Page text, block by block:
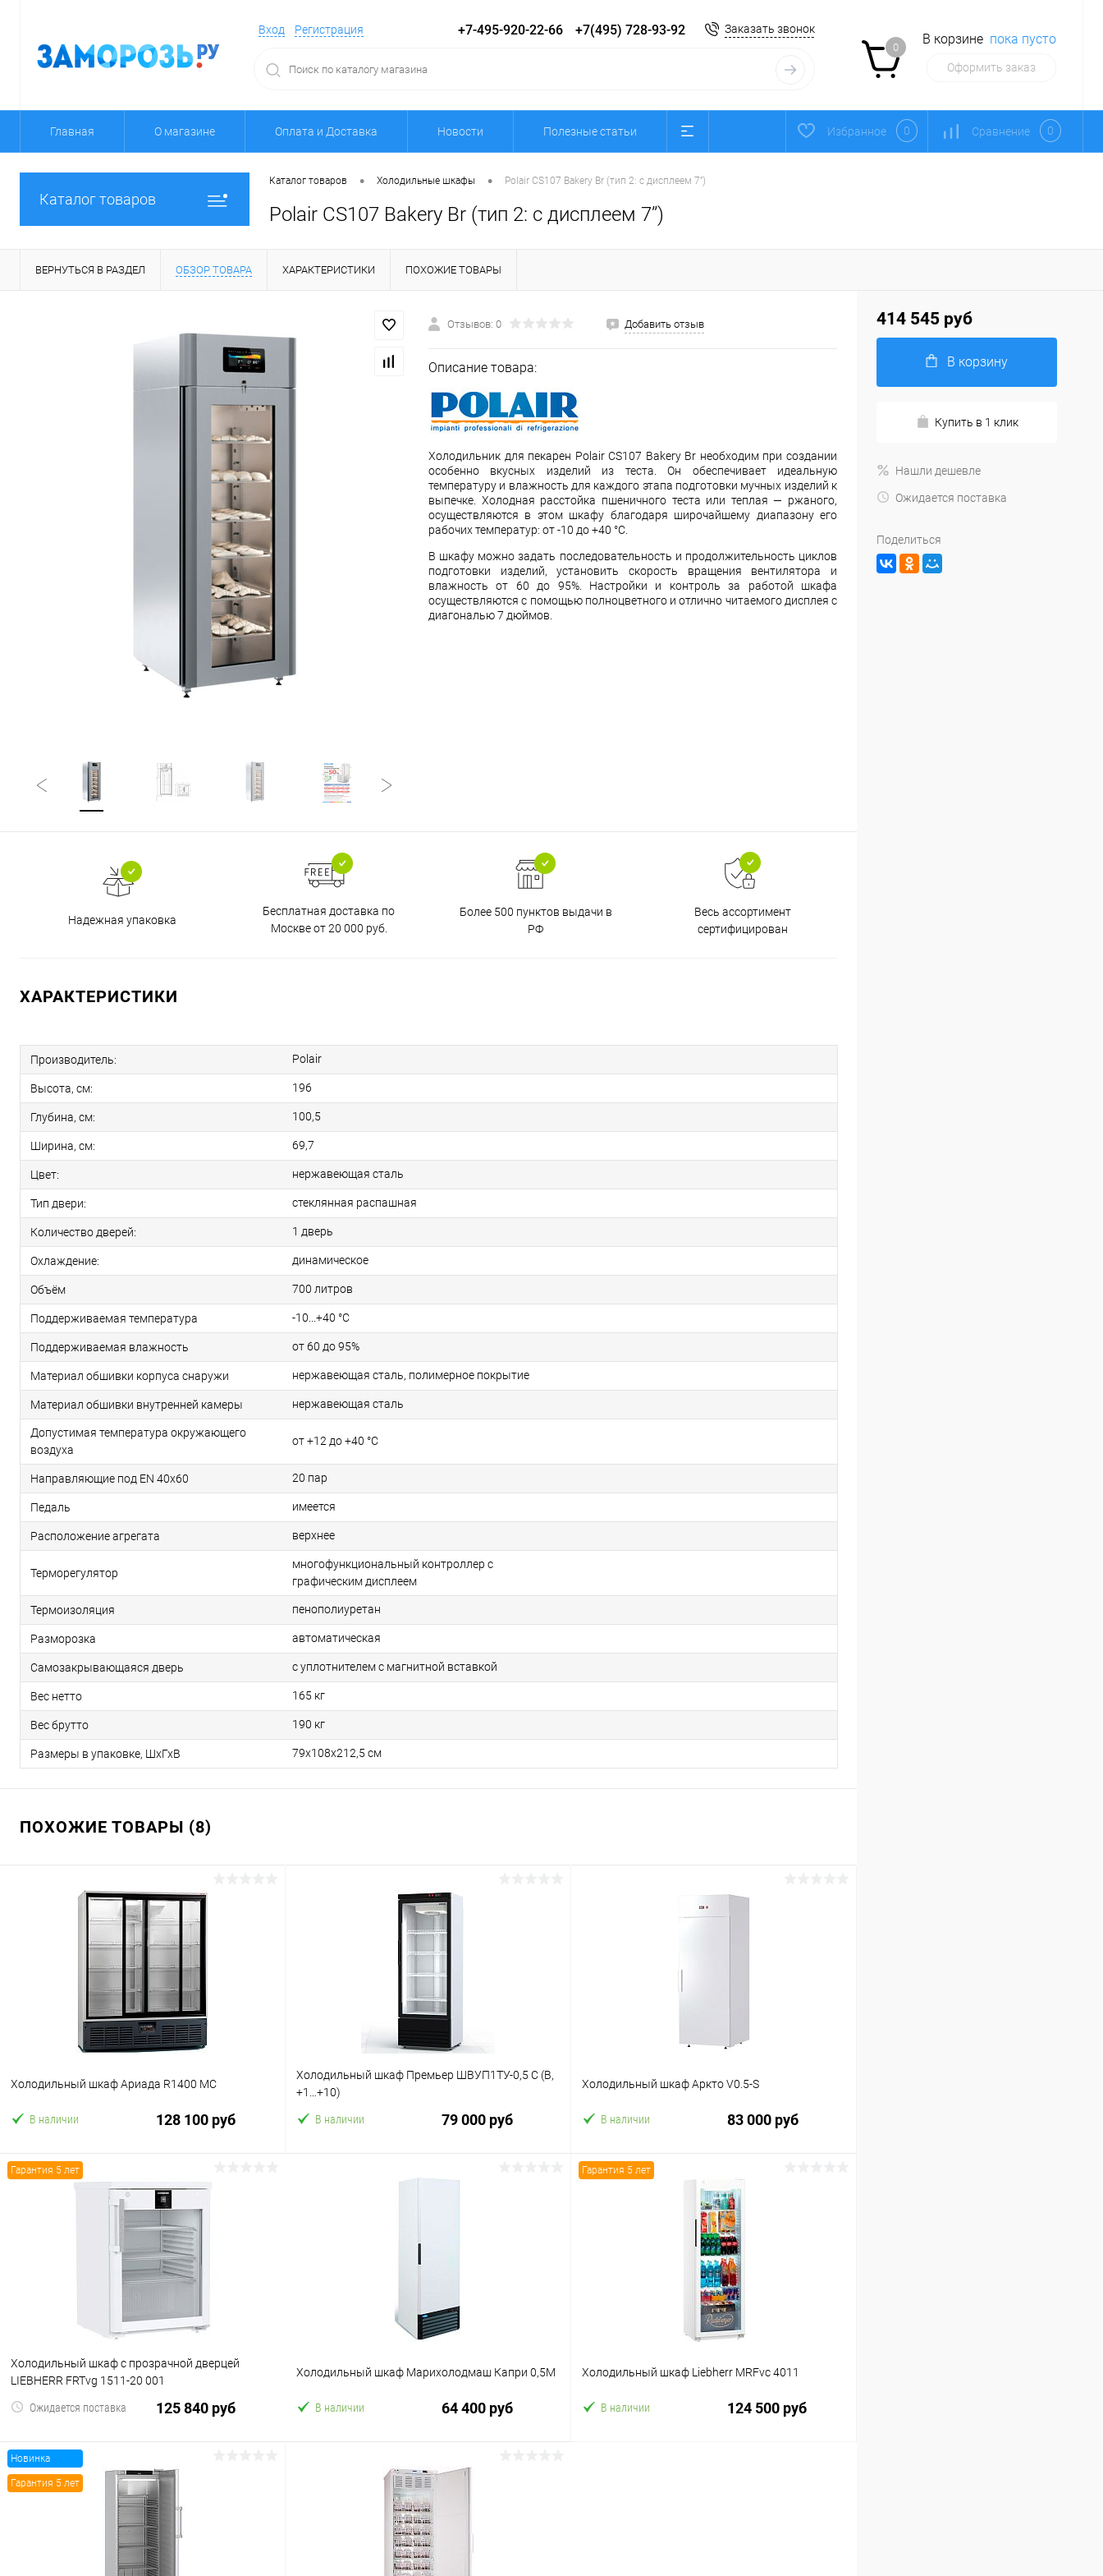
Вход Регистрация +7-495-920-22-66 +7(495) 728-93-92 Заказать звонок
0
В корзине пока пусто
Оформить заказ
Главная О магазине Оплата и Доставка Новости Полезные статьи Избранное 0 Сравнение 0
Каталог товаров
Каталог товаров • Холодильные шкафы • Polair CS107 Bakery Br (тип 2: с дисплеем 7’’)
Polair CS107 Bakery Br (тип 2: с дисплеем 7’’)
ВЕРНУТЬСЯ В РАЗДЕЛ ОБЗОР ТОВАРА ХАРАКТЕРИСТИКИ ПОХОЖИЕ ТОВАРЫ
Отзывов: 0 Добавить отзыв
Описание товара:
Холодильник для пекарен Polair CS107 Bakery Br необходим при создании
особенно вкусных изделий из теста. Он обеспечивает идеальную
температуру и влажность для каждого этапа подготовки мучных изделий к
выпечке. Холодная расстойка пшеничного теста или теплая — ржаного,
осуществляются в этом шкафу благодаря широчайшему диапазону его
рабочих температур: от -10 до +40 °C.
В шкафу можно задать последовательность и продолжительность циклов
подготовки изделий, установить скорость вращения вентилятора и
влажность от 60 до 95%. Настройки и контроль за работой шкафа
осуществляются с помощью полноцветного и отлично читаемого дисплея с
диагональю 7 дюймов.
Надежная упаковка
Бесплатная доставка по
Москве от 20 000 руб.
Более 500 пунктов выдачи в
РФ
Весь ассортимент
сертифицирован
ХАРАКТЕРИСТИКИ
Производитель: Polair
Высота, см: 196
Глубина, см: 100,5
Ширина, см: 69,7
Цвет: нержавеющая сталь
Тип двери: стеклянная распашная
Количество дверей: 1 дверь
Охлаждение: динамическое
Объём 700 литров
Поддерживаемая температура -10...+40 °С
Поддерживаемая влажность от 60 до 95%
Материал обшивки корпуса снаружи нержавеющая сталь, полимерное покрытие
Материал обшивки внутренней камеры нержавеющая сталь
Допустимая температура окружающего
воздуха
от +12 до +40 °С
Направляющие под EN 40х60 20 пар
Педаль имеется
Расположение агрегата верхнее
Терморегулятор
многофункциональный контроллер с
графическим дисплеем
Термоизоляция пенополиуретан
Разморозка автоматическая
Самозакрывающаяся дверь с уплотнителем с магнитной вставкой
Вес нетто 165 кг
Вес брутто 190 кг
Размеры в упаковке, ШхГхВ 79х108х212,5 см
ПОХОЖИЕ ТОВАРЫ (8)
Холодильный шкаф Ариада R1400 MC
В наличии 128 100 руб
В корзину
Сравнение
Холодильный шкаф Премьер ШВУП1ТУ-0,5 С (В,
+1…+10)
В наличии 79 000 руб
Холодильный шкаф Аркто V0.5-S
В наличии 83 000 руб
В корзину
Гарантия 5 лет
Холодильный шкаф с прозрачной дверцей
LIEBHERR FRTvg 1511-20 001
Ожидается поставка 125 840 руб
В корзину
Холодильный шкаф Марихолодмаш Капри 0,5М
В наличии 64 400 руб
В корзину
Гарантия 5 лет
Холодильный шкаф Liebherr MRFvc 4011
В наличии 124 500 руб
Новинка
Гарантия 5 лет
414 545 руб
В корзину
Купить в 1 клик
Нашли дешевле
Ожидается поставка
Поделиться